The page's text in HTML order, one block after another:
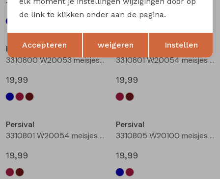
19,99
19,99
Persival
3310800 W20053 meisjes rok kort Bruin donker
19,99
Persival
3310801 W20054 meisjes rok kort Bordeaux
19,99
Persival
3310801 W20054 meisjes rok kort Bruin donker
19,99
Persival
3310805 W20100 meisjes rok kort Marine
19,99
Terug Opslaan
de link te klikken onder aan de pagina.
Accepteren weigeren Instellen